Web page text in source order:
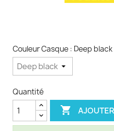
Couleur Casque : Deep black
Quantité
